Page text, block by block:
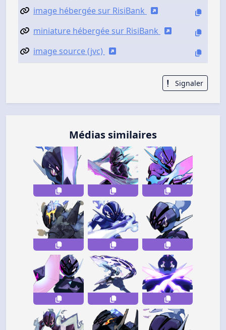
image hébergée sur RisiBank
miniature hébergée sur RisiBank
image source (jvc)
Signaler
Médias similaires